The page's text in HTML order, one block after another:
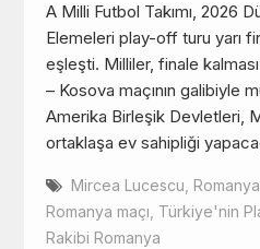
A Milli Futbol Takımı, 2026
Elemeleri play-off turu yarı
eşleşti. Milliler, finale
– Kosova maçının galibiyle
Amerika Birleşik Devletleri,
ortaklaşa ev sahipliği
Mircea Lucescu Romanya
Romanya maçı Türkiye'nin
Rakibi Romanya